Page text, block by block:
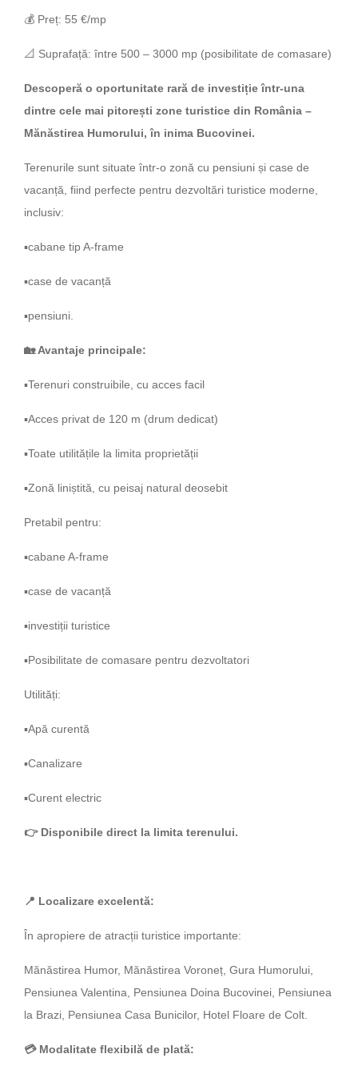
💰 Preț: 55 €/mp
📐 Suprafață: între 500 – 3000 mp (posibilitate de comasare)
Descoperă o oportunitate rară de investiție într-una
dintre cele mai pitorești zone turistice din România –
Mănăstirea Humorului, în inima Bucovinei.
Terenurile sunt situate într-o zonă cu pensiuni și case de
vacanță, fiind perfecte pentru dezvoltări turistice moderne,
inclusiv:
▪️cabane tip A-frame
▪️case de vacanță
▪️pensiuni.
🏡Avantaje principale:
▪️Terenuri construibile, cu acces facil
▪️Acces privat de 120 m (drum dedicat)
▪️Toate utilitățile la limita proprietății
▪️Zonă liniștită, cu peisaj natural deosebit
Pretabil pentru:
▪️cabane A-frame
▪️case de vacanță
▪️investiții turistice
▪️Posibilitate de comasare pentru dezvoltatori
Utilități:
▪️Apă curentă
▪️Canalizare
▪️Curent electric
👉Disponibile direct la limita terenului.
📍 Localizare excelentă:
În apropiere de atracții turistice importante:
Mănăstirea Humor, Mănăstirea Voroneț, Gura Humorului,
Pensiunea Valentina, Pensiunea Doina Bucovinei, Pensiunea
la Brazi, Pensiunea Casa Bunicilor, Hotel Floare de Colt.
💳Modalitate flexibilă de plată: